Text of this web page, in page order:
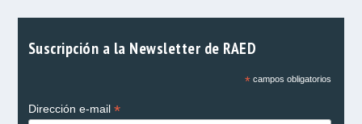
Suscripción a la Newsletter de RAED
*campos obligatorios
Dirección e-mail *